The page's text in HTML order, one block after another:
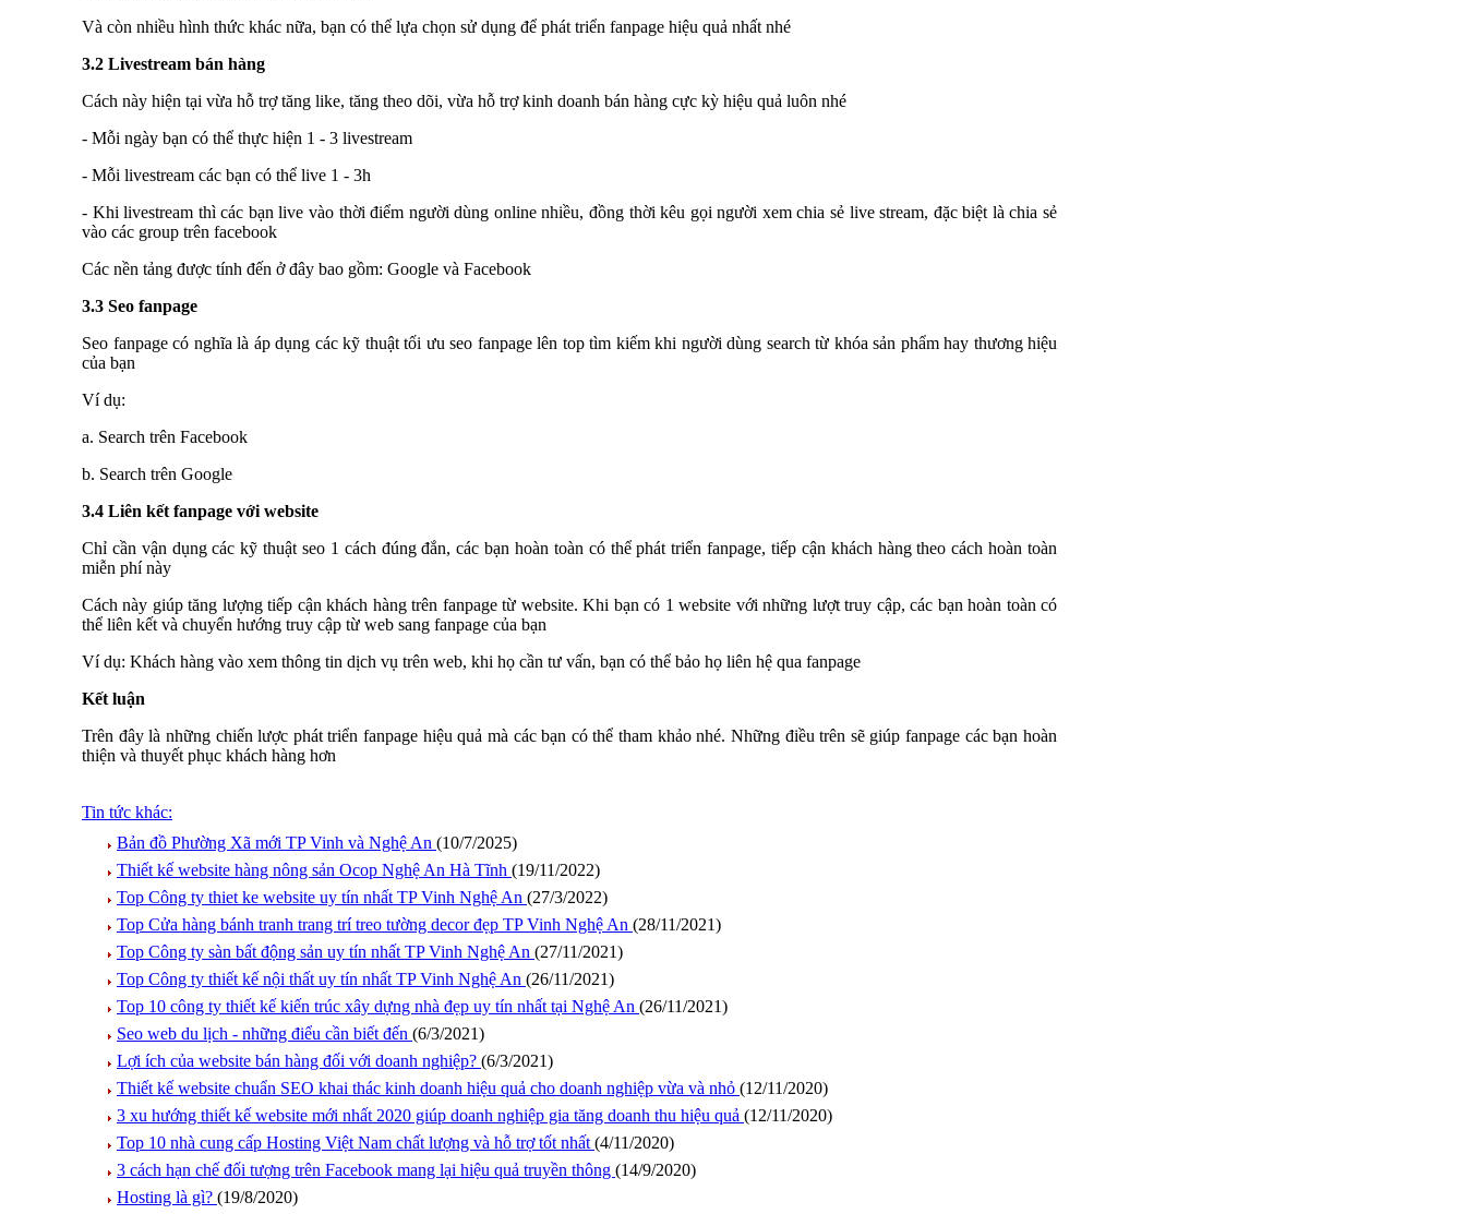
Và còn nhiều hình thức khác nữa, bạn có thể lựa chọn sử dụng để phát triển fanpage hiệu quả nhất nhé
3.2 Livestream bán hàng
Cách này hiện tại vừa hỗ trợ tăng like, tăng theo dõi, vừa hỗ trợ kinh doanh bán hàng cực kỳ hiệu quả luôn nhé
- Mỗi ngày bạn có thể thực hiện 1 - 3 livestream
- Mỗi livestream các bạn có thể live 1 - 3h
- Khi livestream thì các bạn live vào thời điểm người dùng online nhiều, đồng thời kêu gọi người xem chia sẻ live stream, đặc biệt là chia sẻ
vào các group trên facebook
Các nền tảng được tính đến ở đây bao gồm: Google và Facebook
3.3 Seo fanpage
Seo fanpage có nghĩa là áp dụng các kỹ thuật tối ưu seo fanpage lên top tìm kiếm khi người dùng search từ khóa sản phẩm hay thương hiệu
của bạn
Ví dụ:
a. Search trên Facebook
b. Search trên Google
3.4 Liên kết fanpage với website
Chỉ cần vận dụng các kỹ thuật seo 1 cách đúng đắn, các bạn hoàn toàn có thể phát triển fanpage, tiếp cận khách hàng theo cách hoàn toàn
miễn phí này
Cách này giúp tăng lượng tiếp cận khách hàng trên fanpage từ website. Khi bạn có 1 website với những lượt truy cập, các bạn hoàn toàn có
thể liên kết và chuyển hướng truy cập từ web sang fanpage của bạn
Ví dụ: Khách hàng vào xem thông tin dịch vụ trên web, khi họ cần tư vấn, bạn có thể bảo họ liên hệ qua fanpage
Kết luận
Trên đây là những chiến lược phát triển fanpage hiệu quả mà các bạn có thể tham khảo nhé. Những điều trên sẽ giúp fanpage các bạn hoàn
thiện và thuyết phục khách hàng hơn
Tin tức khác:
Bản đồ Phường Xã mới TP Vinh và Nghệ An (10/7/2025)
Thiết kế website hàng nông sản Ocop Nghệ An Hà Tĩnh (19/11/2022)
Top Công ty thiet ke website uy tín nhất TP Vinh Nghệ An (27/3/2022)
Top Cửa hàng bánh tranh trang trí treo tường decor đẹp TP Vinh Nghệ An (28/11/2021)
Top Công ty sàn bất động sản uy tín nhất TP Vinh Nghệ An (27/11/2021)
Top Công ty thiết kế nội thất uy tín nhất TP Vinh Nghệ An (26/11/2021)
Top 10 công ty thiết kế kiến trúc xây dựng nhà đẹp uy tín nhất tại Nghệ An (26/11/2021)
Seo web du lịch - những điểu cần biết đến (6/3/2021)
Lợi ích của website bán hàng đối với doanh nghiệp? (6/3/2021)
Thiết kế website chuẩn SEO khai thác kinh doanh hiệu quả cho doanh nghiệp vừa và nhỏ (12/11/2020)
3 xu hướng thiết kế website mới nhất 2020 giúp doanh nghiệp gia tăng doanh thu hiệu quả (12/11/2020)
Top 10 nhà cung cấp Hosting Việt Nam chất lượng và hỗ trợ tốt nhất (4/11/2020)
3 cách hạn chế đối tượng trên Facebook mang lại hiệu quả truyền thông (14/9/2020)
Hosting là gì? (19/8/2020)